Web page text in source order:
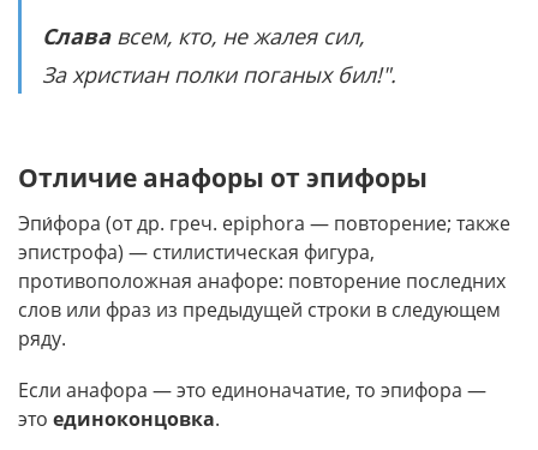
Слава всем, кто, не жалея сил,
За христиан полки поганых бил!".
Отличие анафоры от эпифоры
Эпи́фора (от др. греч. epiphora — повторение; также
эпистрофа) — стилистическая фигура,
противоположная анафоре: повторение последних
слов или фраз из предыдущей строки в следующем
ряду.
Если анафора — это единоначатие, то эпифора —
это единоконцовка.